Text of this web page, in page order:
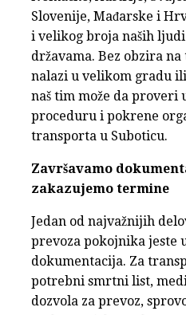
Slovenije, Mađarske i
i velikog broja naših
državama. Bez obzira
nalazi u velikom gradu
naš tim može da proveri
proceduru i pokrene
transporta u Suboticu.
Završavamo
zakazujemo termine
Jedan od najvažnijih
prevoza pokojnika jeste
dokumentacija. Za
potrebni smrtni list,
dozvola za prevoz,